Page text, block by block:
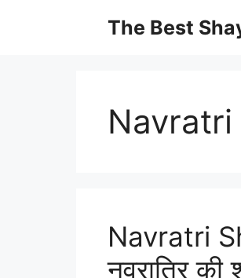
The Best
Navratri
Navratri
नवरात्रि की